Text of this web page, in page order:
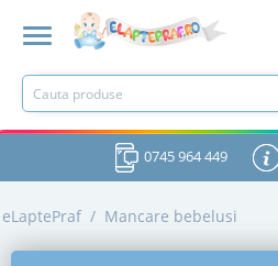
0745 964 449
eLaptePraf / Mancare bebelusi